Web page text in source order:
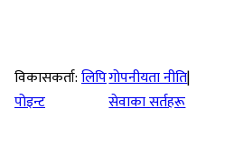
विकासकर्ता:लिपि
पोइन्ट
गोपनीयता नीति|
सेवाका सर्तहरू